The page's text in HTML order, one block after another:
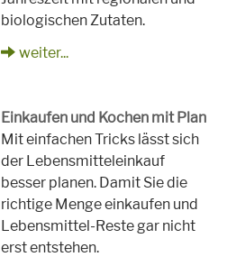
biologischen Zutaten.
weiter...
Einkaufen und Kochen mit Plan
Mit einfachen Tricks lässt sich
der Lebensmitteleinkauf
besser planen. Damit Sie die
richtige Menge einkaufen und
Lebensmittel-Reste gar nicht
erst entstehen.